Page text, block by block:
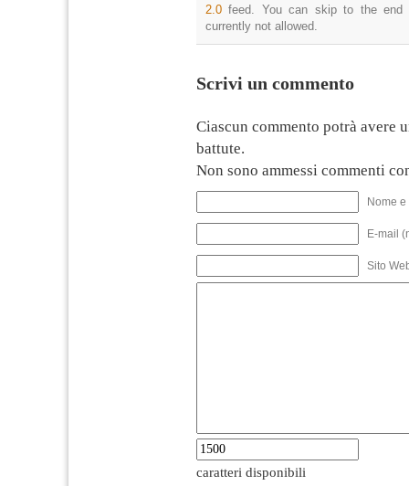
2.0 feed. You can skip to the end
currently not allowed.
Scrivi un commento
Ciascun commento potrà avere
battute.
Non sono ammessi commenti
Nome
E-mail
Sito
caratteri disponibili